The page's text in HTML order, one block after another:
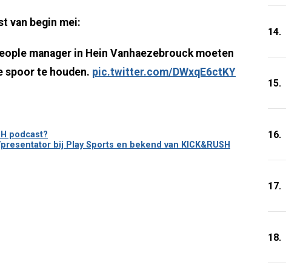
van begin mei:
manager in Hein Vanhaezebrouck moeten
spoor te houden. pic.twitter.com/DWxqE6ctKY
podcast?
bij Play Sports en bekend van KICK&RUSH
14.
15.
16.
17.
18.